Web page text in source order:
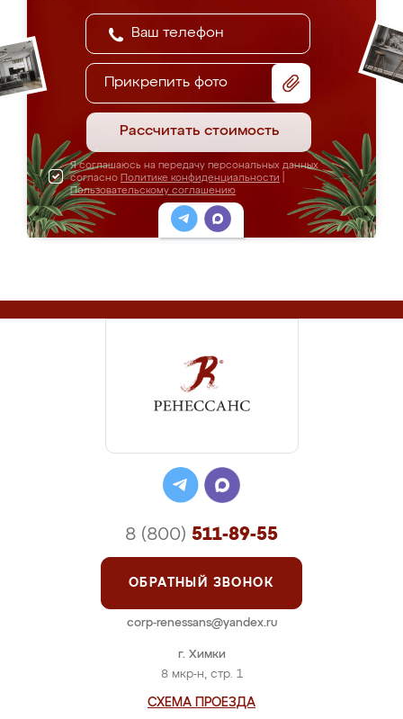
Прикрепить фото
Рассчитать стоимость
Я соглашаюсь на передачу персональных данных
согласно Политике конфиденциальности
Пользовательскому соглашению
г. Химки
8 мкр-н, стр. 1
СХЕМА ПРОЕЗДА
8 (800) 511-89-55
ОБРАТНЫЙ ЗВОНОК
corp-renessans@yandex.ru